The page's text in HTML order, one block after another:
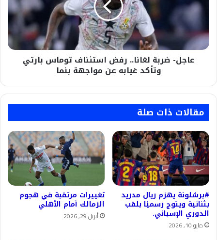
استئناف
توماس
بارتي
وتأكد
غيابه
عاجل- ضربة لغانا.. رفض استئناف توماس بارتي
وتأكد غيابه عن مواجهة بنما
مقالات ذات صلة
#برشلونة يهزم ريال مدريد
بثنائية ويتوج رسميًا بلقب
الدوري الإسباني.
مايو 10, 2026
تغييرات مرتقبة في هجوم
الزمالك أمام الأهلي
أبريل 29, 2026